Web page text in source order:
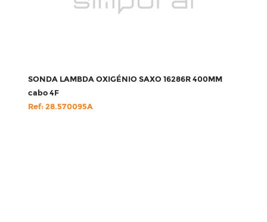
SONDA LAMBDA OXIGÉNIO SAXO 16286R 400MM
cabo 4F
Ref: 28.570095A